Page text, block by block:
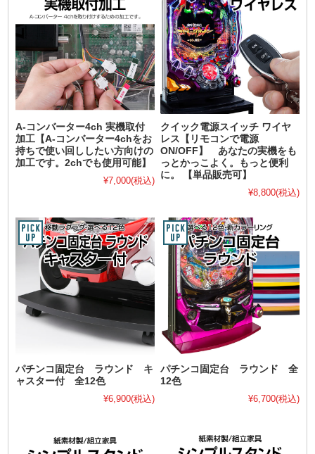
A-コンバーター4ch 実機取付
加工【A-コンバーター4chをお
持ちで使い回ししたい方向けの
加工です。2chでも使用可能】
¥7,000(税込)
クイック電源スイッチ ワイヤ
レス【リモコンで電源
ON/OFF】 あなたの実機をも
っとかっこよく。もっと便利
に。 【単品販売可】
¥8,800(税込)
パチンコ固定台 ラウンド キ
ャスター付 全12色
¥6,900(税込)
パチンコ固定台 ラウンド 全
12色
¥6,700(税込)